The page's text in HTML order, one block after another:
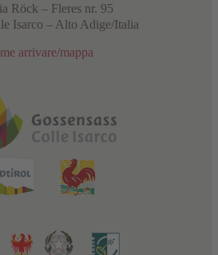
Röck – Fleres nr. 95
Isarco – Alto Adige/Italia
arrivare/mappa